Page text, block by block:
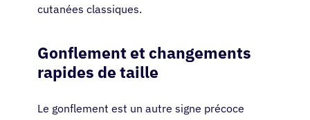
cutanées classiques.
Gonflement et changements
rapides de taille
Le gonflement est un autre signe précoce